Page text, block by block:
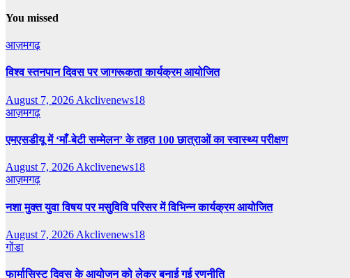
You missed
आज़मगढ़
विश्व स्तनपान दिवस पर जागरूकता कार्यक्रम आयोजित
August 7, 2026 Akclivenews18
आज़मगढ़
एमएसडीयू में ‘माँ-बेटी सम्मेलन’ के तहत 100 छात्राओं का स्वास्थ्य परीक्षण
August 7, 2026 Akclivenews18
आज़मगढ़
नशा मुक्त युवा विषय पर मसुविवि परिसर में विभिन्न कार्यक्रम आयोजित
August 7, 2026 Akclivenews18
गोंडा
फार्मासिस्ट दिवस के आयोजन को लेकर बनाई गई रणनीति